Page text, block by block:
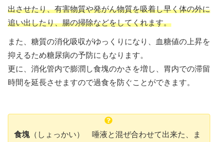
出させたり、有害物質や発がん物質を吸着し早く体の外に
追い出したり、腸の掃除などをしてくれます。
また、糖質の消化吸収がゆっくりになり、血糖値の上昇を
抑えるため糖尿病の予防にもなります。
更に、消化管内で膨潤し食塊のかさを増し、胃内での滞留
時間を延長させますので過食を防ぐことができます。
食塊 （しょっかい） 唾液と混ぜ合わせて出来た、
ま